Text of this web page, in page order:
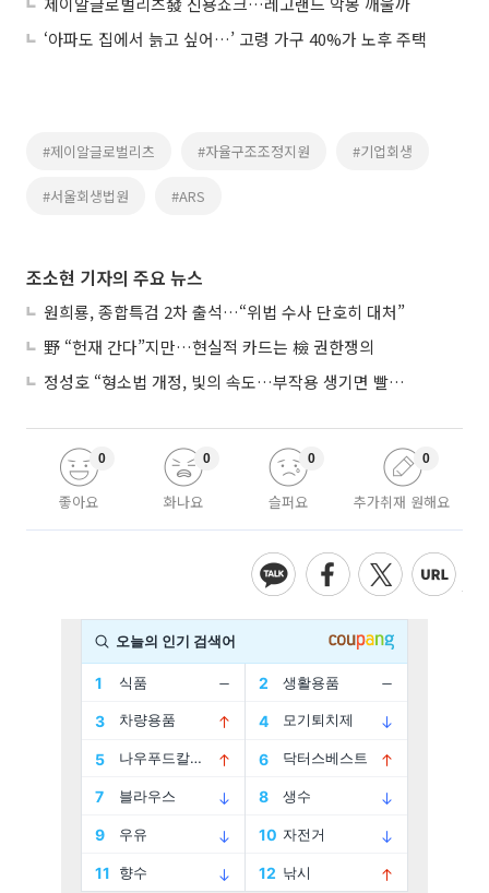
‘아파도 집에서 늙고 싶어…’ 고령 가구 40%가 노후 주택
#제이알글로벌리츠 #자율구조조정지원 #기업회생
#서울회생법원 #ARS
조소현 기자의 주요 뉴스
원희룡, 종합특검 2차 출석…“위법 수사 단호히 대처”
野 “헌재 간다”지만…현실적 카드는 檢 권한쟁의
정성호 “형소법 개정, 빛의 속도…부작용 생기면 빨리 고쳐야”
좋아요
0
화나요
0
슬퍼요
0
추가취재 원해요
0